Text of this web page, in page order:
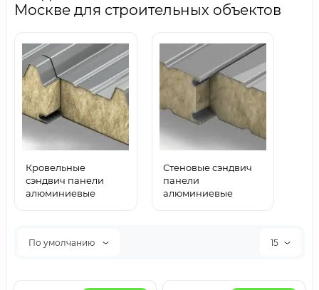
Москве для строительных объектов
Кровельные
сэндвич панели
алюминиевые
Стеновые сэндвич
панели
алюминиевые
По умолчанию 15